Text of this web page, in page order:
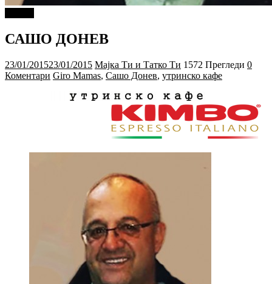
САШО ДОНЕВ
23/01/201523/01/2015 Мајка Ти и Татко Ти 1572 Прегледи 0
Коментари Giro Mamas, Сашо Донев, утринско кафе